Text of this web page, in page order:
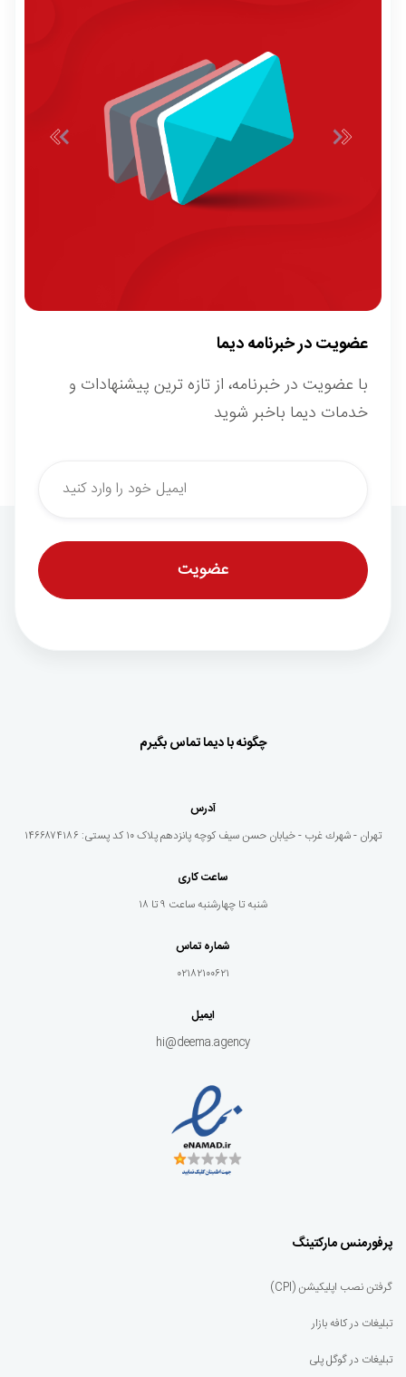
عضویت در خبرنامه دیما
با عضویت در خبرنامه، از تازه ترین پیشنهادات و
خدمات دیما باخبر شوید
چگونه با دیما تماس بگیرم
آدرس
تهران - شهرك غرب - خيابان حسن سيف كوچه پانزدهم پلاک ١٠ کد پستی: ۱۴۶۶۸۷۴۱۸۶
ساعت کاری
شنبه تا چهارشنبه ساعت ۹ تا ۱۸
شماره تماس
۰۲۱۸۲۱۰۰۶۲۱
ایمیل
hi@deema.agency
پرفورمنس مارکتینگ
گرفتن نصب اپلیکیشن (CPI)
تبلیغات در کافه بازار
تبلیغات در گوگل پلی